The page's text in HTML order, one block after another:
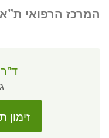
המרכז הרפואי
זימון תור 03-